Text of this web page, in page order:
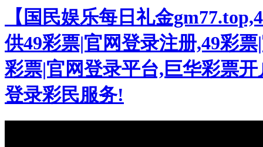
【国民娱乐每日礼金
供49彩票|官网登录注册,49彩
彩票|官网登录平台,巨华彩票
登录彩民服务!